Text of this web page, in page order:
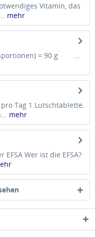
Vitamin, das
mehr
= 90 g ...
Tag 1 Lutschtablette.
mehr
Wer ist die EFSA?